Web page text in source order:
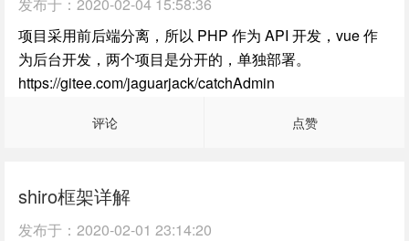
项目采用前后端分离，所以 PHP 作为 API 开发，vue 作
为后台开发，两个项目是分开的，单独部署。
https://gitee.com/jaguarjack/catchAdmin
评论 点赞
shiro框架详解
发布于： 2020-02-01 23:14:20